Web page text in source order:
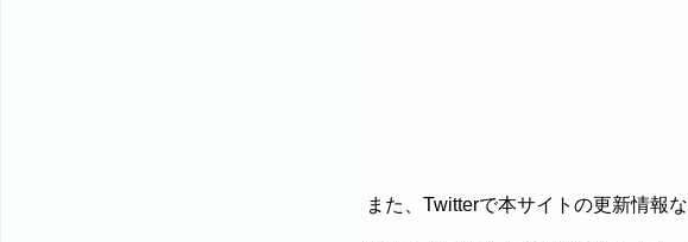
また、Twitterで本サイトの更新情報